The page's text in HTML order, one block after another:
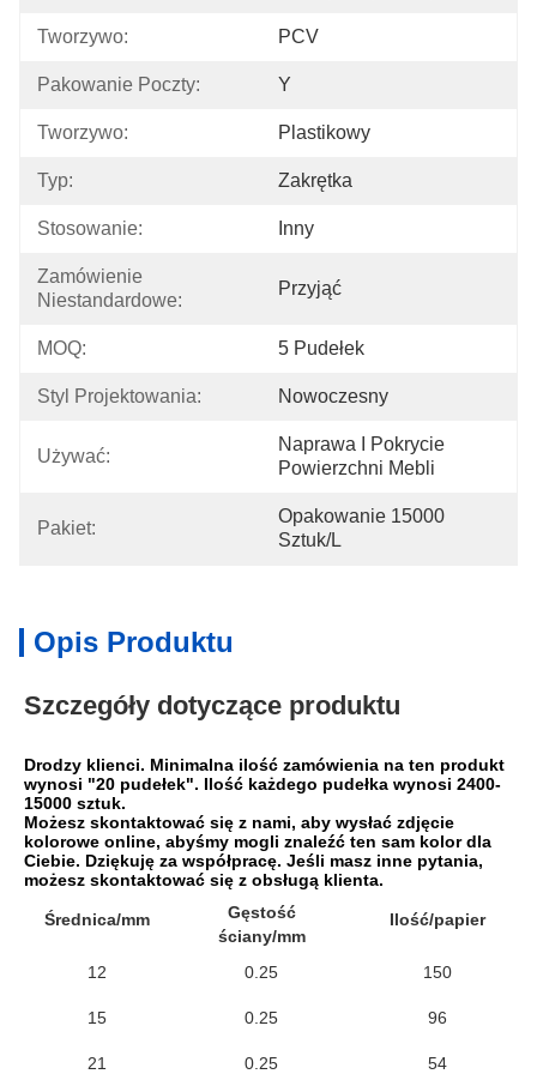
Tworzywo: PCV
Pakowanie Poczty: Y
Tworzywo: Plastikowy
Typ: Zakrętka
Stosowanie: Inny
Zamówienie
Niestandardowe:
Przyjąć
MOQ: 5 Pudełek
Styl Projektowania: Nowoczesny
Używać:
Naprawa I Pokrycie
Powierzchni Mebli
Pakiet:
Opakowanie 15000
Sztuk/l
Opis Produktu
Szczegóły dotyczące produktu
Drodzy klienci. Minimalna ilość zamówienia na ten produkt
wynosi "20 pudełek". Ilość każdego pudełka wynosi 2400-
15000 sztuk.
Możesz skontaktować się z nami, aby wysłać zdjęcie
kolorowe online, abyśmy mogli znaleźć ten sam kolor dla
Ciebie. Dziękuję za współpracę. Jeśli masz inne pytania,
możesz skontaktować się z obsługą klienta.
Średnica/mm
Gęstość
ściany/mm
Ilość/papier
12 0.25 150
15 0.25 96
21 0.25 54